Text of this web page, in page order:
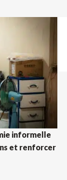
informelle
et renforcer